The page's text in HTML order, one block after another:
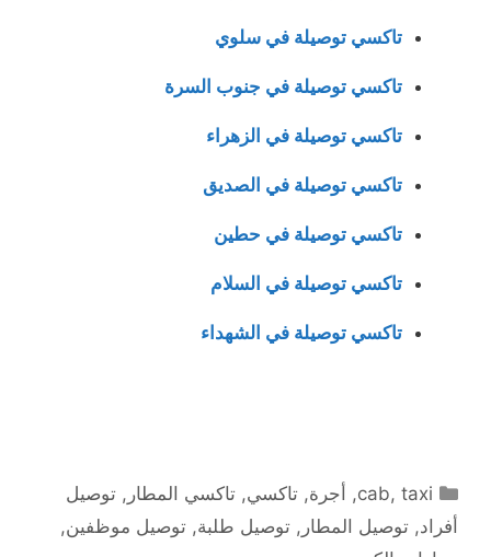
تاكسي توصيلة في سلوي
تاكسي توصيلة في جنوب السرة
تاكسي توصيلة في الزهراء
تاكسي توصيلة في الصديق
تاكسي توصيلة في حطين
تاكسي توصيلة في السلام
تاكسي توصيلة في الشهداء
التصنيفات
cab, taxi
, أجرة,تاكسي,تاكسي المطار ,توصيل
أفراد, توصيل المطار , توصيل طلبة, توصيل موظفين,